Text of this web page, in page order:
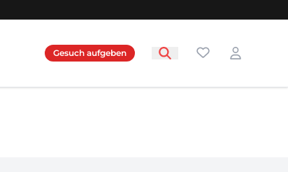
Gesuch aufgeben Favoriten
Login